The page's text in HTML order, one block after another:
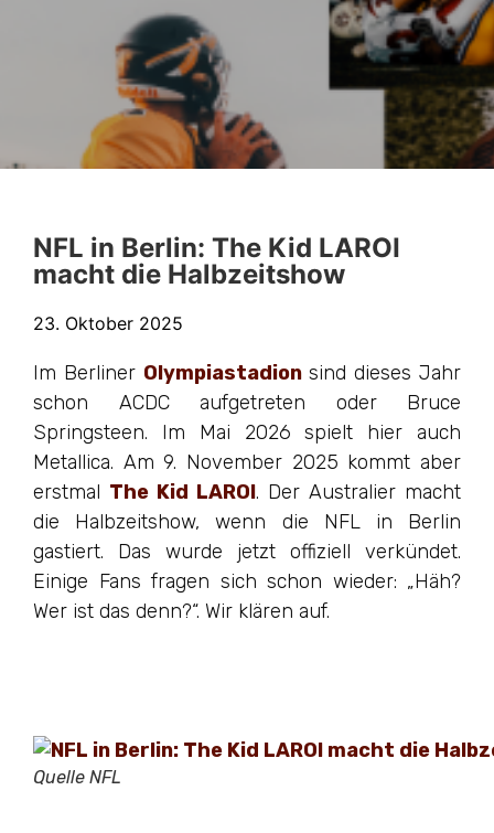
NFL in Berlin: The Kid LAROI
macht die Halbzeitshow
23. Oktober 2025
Im Berliner Olympiastadionsind dieses Jahr
schon ACDC aufgetreten oder Bruce
Springsteen. Im Mai 2026 spielt hier auch
Metallica. Am 9. November 2025 kommt aber
erstmal The Kid LAROI. Der Australier macht
die Halbzeitshow, wenn die NFL in Berlin
gastiert. Das wurde jetzt offiziell verkündet.
Einige Fans fragen sich schon wieder: „Häh?
Wer ist das denn?“. Wir klären auf.
Quelle NFL